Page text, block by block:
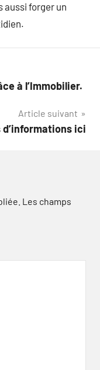
aussi forger un
à l’Immobilier.
Article suivant
d’informations ici
Les champs